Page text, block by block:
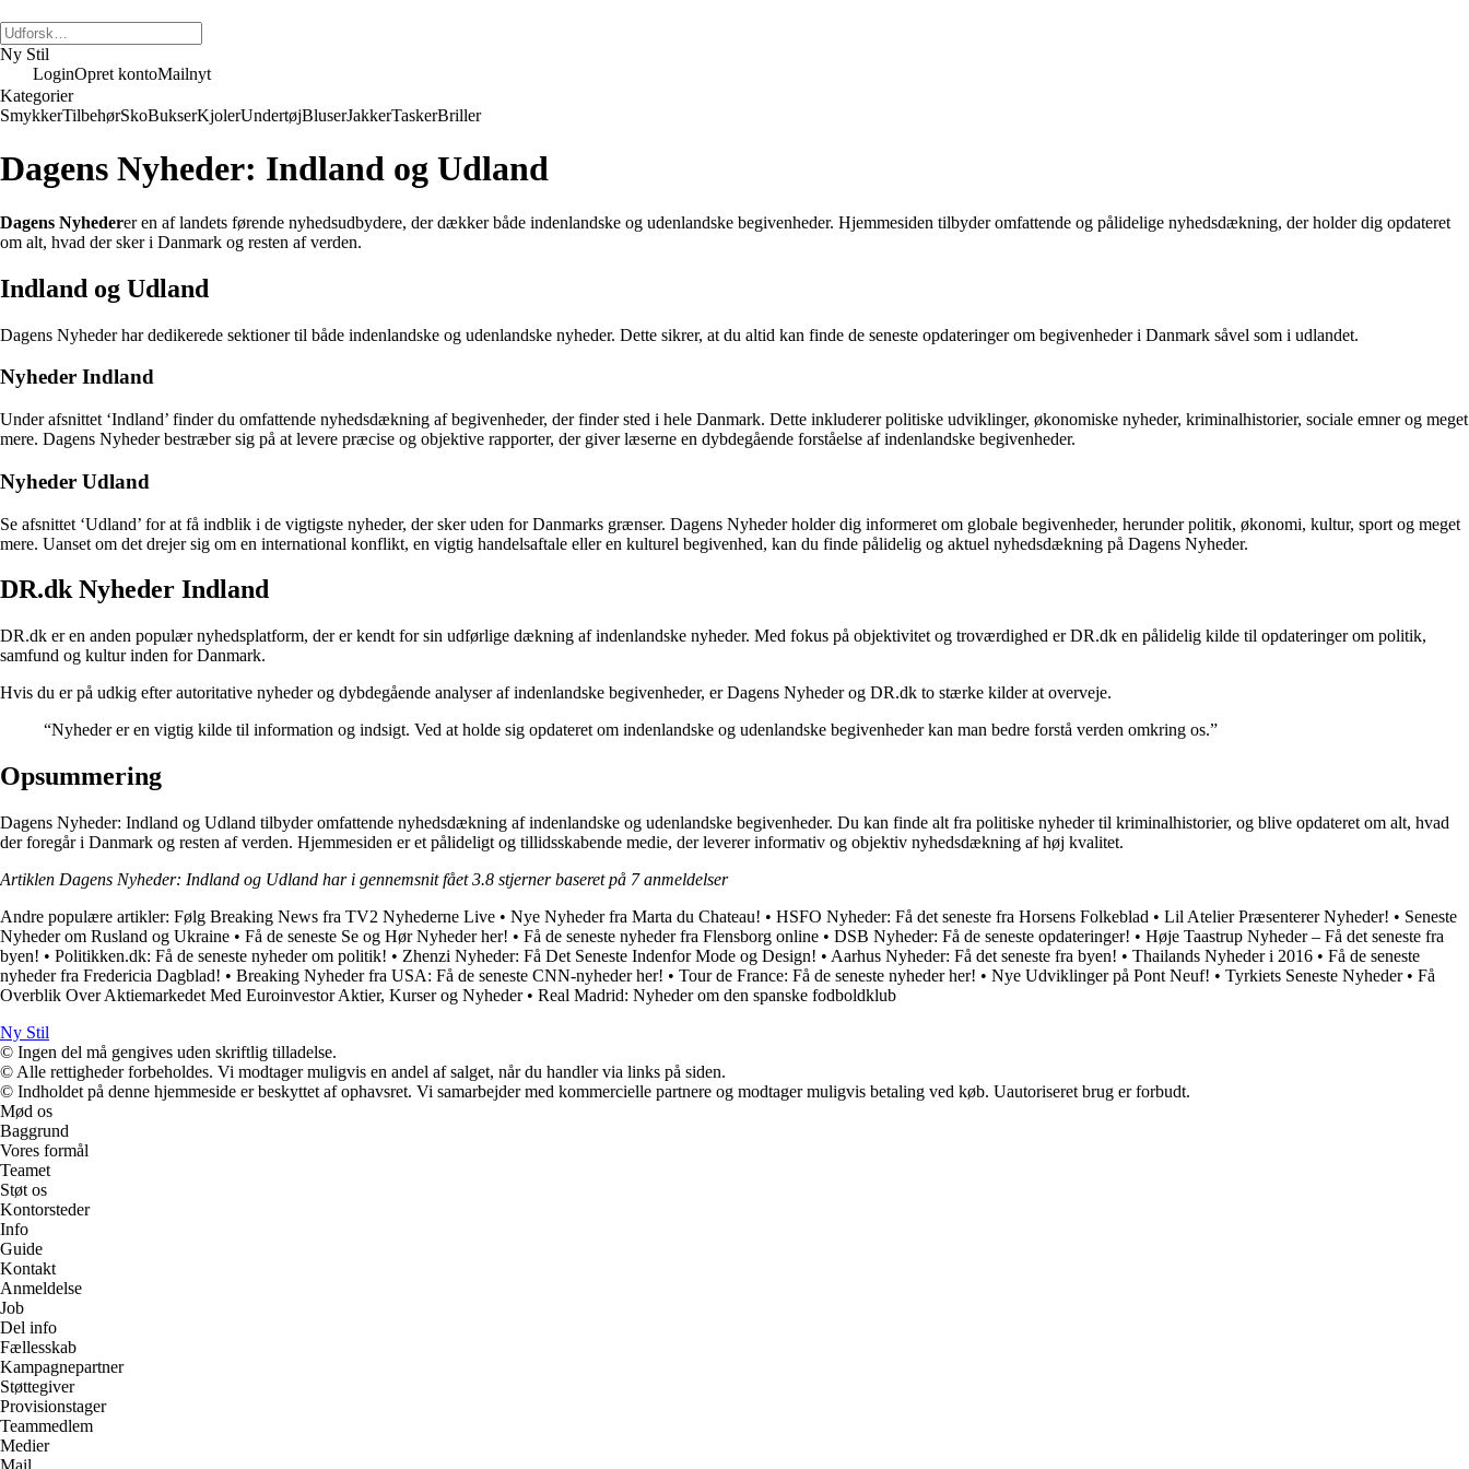
Ny Stil
LoginOpret kontoMailnyt
Kategorier
SmykkerTilbehørSkoBukserKjolerUndertøjBluserJakkerTaskerBriller
Dagens Nyheder: Indland og Udland
Dagens Nyhederer en af landets førende nyhedsudbydere, der dækker både indenlandske og udenlandske begivenheder. Hjemmesiden tilbyder omfattende og pålidelige nyhedsdækning, der holder dig opdateret
om alt, hvad der sker i Danmark og resten af verden.
Indland og Udland
Dagens Nyheder har dedikerede sektioner til både indenlandske og udenlandske nyheder. Dette sikrer, at du altid kan finde de seneste opdateringer om begivenheder i Danmark såvel som i udlandet.
Nyheder Indland
Under afsnittet ‘Indland’ finder du omfattende nyhedsdækning af begivenheder, der finder sted i hele Danmark. Dette inkluderer politiske udviklinger, økonomiske nyheder, kriminalhistorier, sociale emner og meget
mere. Dagens Nyheder bestræber sig på at levere præcise og objektive rapporter, der giver læserne en dybdegående forståelse af indenlandske begivenheder.
Nyheder Udland
Se afsnittet ‘Udland’ for at få indblik i de vigtigste nyheder, der sker uden for Danmarks grænser. Dagens Nyheder holder dig informeret om globale begivenheder, herunder politik, økonomi, kultur, sport og meget
mere. Uanset om det drejer sig om en international konflikt, en vigtig handelsaftale eller en kulturel begivenhed, kan du finde pålidelig og aktuel nyhedsdækning på Dagens Nyheder.
DR.dk Nyheder Indland
DR.dk er en anden populær nyhedsplatform, der er kendt for sin udførlige dækning af indenlandske nyheder. Med fokus på objektivitet og troværdighed er DR.dk en pålidelig kilde til opdateringer om politik,
samfund og kultur inden for Danmark.
Hvis du er på udkig efter autoritative nyheder og dybdegående analyser af indenlandske begivenheder, er Dagens Nyheder og DR.dk to stærke kilder at overveje.
“Nyheder er en vigtig kilde til information og indsigt. Ved at holde sig opdateret om indenlandske og udenlandske begivenheder kan man bedre forstå verden omkring os.”
Opsummering
Dagens Nyheder: Indland og Udland tilbyder omfattende nyhedsdækning af indenlandske og udenlandske begivenheder. Du kan finde alt fra politiske nyheder til kriminalhistorier, og blive opdateret om alt, hvad
der foregår i Danmark og resten af verden. Hjemmesiden er et pålideligt og tillidsskabende medie, der leverer informativ og objektiv nyhedsdækning af høj kvalitet.
Artiklen Dagens Nyheder: Indland og Udland har i gennemsnit fået3.8 stjerner baseret på 7anmeldelser
Andre populære artikler: Følg Breaking News fra TV2 Nyhederne Live • Nye Nyheder fra Marta du Chateau! • HSFO Nyheder: Få det seneste fra Horsens Folkeblad • Lil Atelier Præsenterer Nyheder! • Seneste
Nyheder om Rusland og Ukraine • Få de seneste Se og Hør Nyheder her! • Få de seneste nyheder fra Flensborg online • DSB Nyheder: Få de seneste opdateringer! • Høje Taastrup Nyheder – Få det seneste fra
byen! • Politikken.dk: Få de seneste nyheder om politik! • Zhenzi Nyheder: Få Det Seneste Indenfor Mode og Design! • Aarhus Nyheder: Få det seneste fra byen! • Thailands Nyheder i 2016 • Få de seneste
nyheder fra Fredericia Dagblad! • Breaking Nyheder fra USA: Få de seneste CNN-nyheder her! • Tour de France: Få de seneste nyheder her! • Nye Udviklinger på Pont Neuf! • Tyrkiets Seneste Nyheder• Få
Overblik Over Aktiemarkedet Med Euroinvestor Aktier, Kurser og Nyheder• Real Madrid: Nyheder om den spanske fodboldklub
Ny Stil
© Ingen del må gengives uden skriftlig tilladelse.
© Alle rettigheder forbeholdes. Vi modtager muligvis en andel af salget, når du handler via links på siden.
© Indholdet på denne hjemmeside er beskyttet af ophavsret. Vi samarbejder med kommercielle partnere og modtager muligvis betaling ved køb. Uautoriseret brug er forbudt.
Mød os
Baggrund
Vores formål
Teamet
Støt os
Kontorsteder
Info
Guide
Kontakt
Anmeldelse
Job
Del info
Fællesskab
Kampagnepartner
Støttegiver
Provisionstager
Teammedlem
Medier